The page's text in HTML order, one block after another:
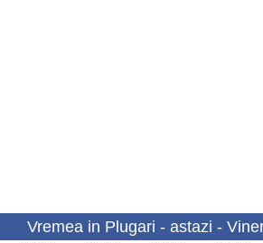
Vremea in Plugari - astazi -